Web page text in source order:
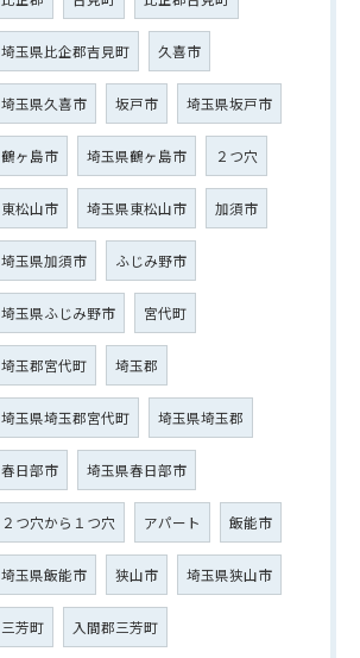
埼玉県比企郡吉見町 久喜市
埼玉県久喜市 坂戸市 埼玉県坂戸市
鶴ヶ島市 埼玉県鶴ヶ島市 ２つ穴
東松山市 埼玉県東松山市 加須市
埼玉県加須市 ふじみ野市
埼玉県ふじみ野市 宮代町
埼玉郡宮代町 埼玉郡
埼玉県埼玉郡宮代町 埼玉県埼玉郡
春日部市 埼玉県春日部市
２つ穴から１つ穴 アパート 飯能市
埼玉県飯能市 狭山市 埼玉県狭山市
三芳町 入間郡三芳町